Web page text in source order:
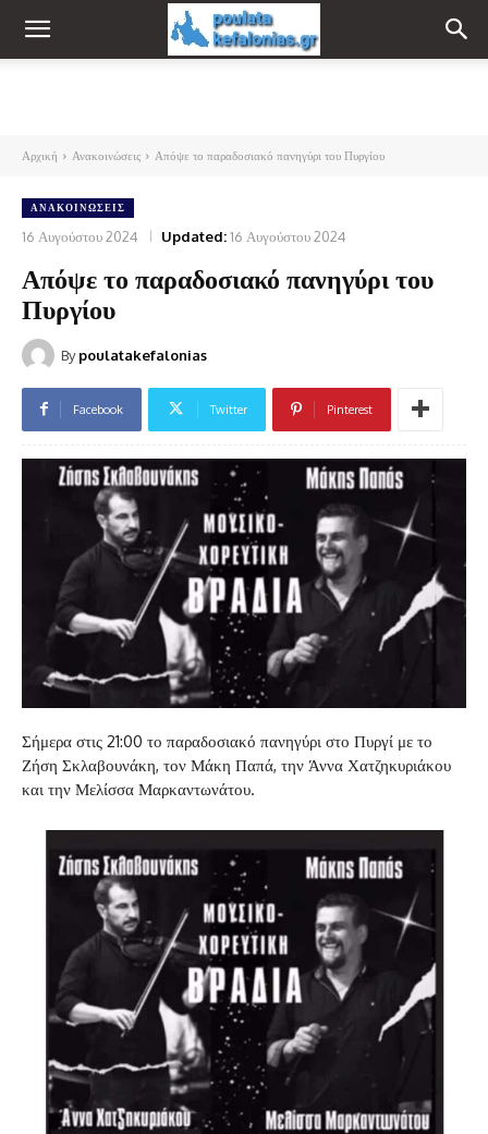
Αρχική Ανακοινώσεις Απόψε το παραδοσιακό πανηγύρι του Πυργίου
ΑΝΑΚΟΙΝΏΣΕΙΣ
16 Αυγούστου 2024 Updated:16 Αυγούστου 2024
Απόψε το παραδοσιακό πανηγύρι του
Πυργίου
By poulatakefalonias
Facebook Twitter Pinterest
Σήμερα στις 21:00 το παραδοσιακό πανηγύρι στο Πυργί με το
Ζήση Σκλαβουνάκη, τον Μάκη Παπά, την Άννα Χατζηκυριάκου
και την Μελίσσα Μαρκαντωνάτου.